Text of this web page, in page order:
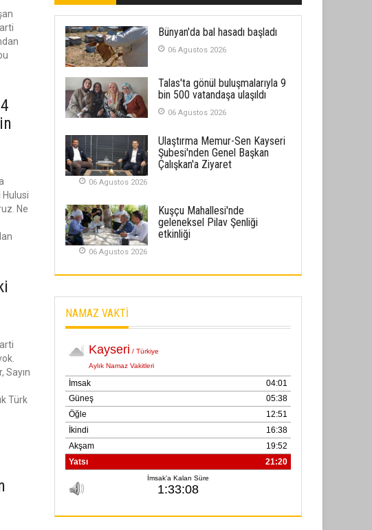
Hulusi
Ne
Sayın
Türk
METİN ERTEM
YENİ HİCRİ YIL VE ÜLKEMİZDE
YAŞANANLAR!
21 Haziran 2026
SEMRA ŞAHİN
KENDİNE UYANMAK
Merve Şimşek
İlgi Alanlarımız ve Biz
SABAHATTİN SÜRMEN
Kayserispor, Rizespor’la Nihayet 3
01 Mayis 2026
Bünyan'da bal hasadı başladı
06 Agustos 2026
Talas'ta gönül buluşmalarıyla 9
bin 500 vatandaşa ulaşıldı
06 Agustos 2026
Ulaştırma Memur-Sen Kayseri
Şubesi'nden Genel Başkan
Çalışkan'a Ziyaret
06 Agustos 2026
Kuşçu Mahallesi'nde
geleneksel Pilav Şenliği
etkinliği
06 Agustos 2026
NAMAZ VAKTİ